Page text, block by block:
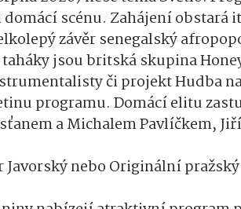
scénu. Zahájení obstará
závěr senegalský
jsou britská skupina
či projekt Hudba
programu. Domácí elitu
a Michalem Pavlíčkem,
nebo Originální